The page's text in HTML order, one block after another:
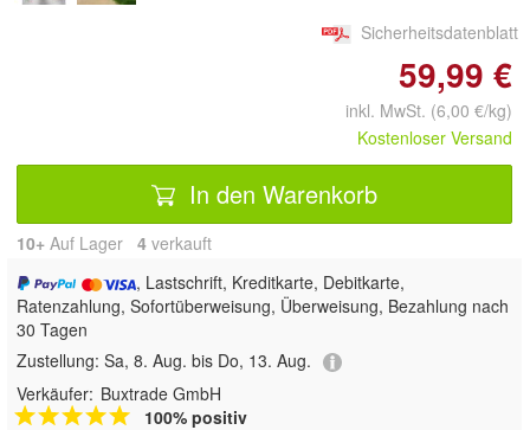
Sicherheitsdatenblatt
59,99 €
inkl. MwSt. (6,00 €/kg)
Kostenloser Versand
In den Warenkorb
10+ Auf Lager 4 verkauft
, Lastschrift, Kreditkarte, Debitkarte,
Ratenzahlung, Sofortüberweisung, Überweisung, Bezahlung nach
30 Tagen
Zustellung: Sa, 8. Aug. bis Do, 13. Aug.
Verkäufer: Buxtrade GmbH
100% positiv